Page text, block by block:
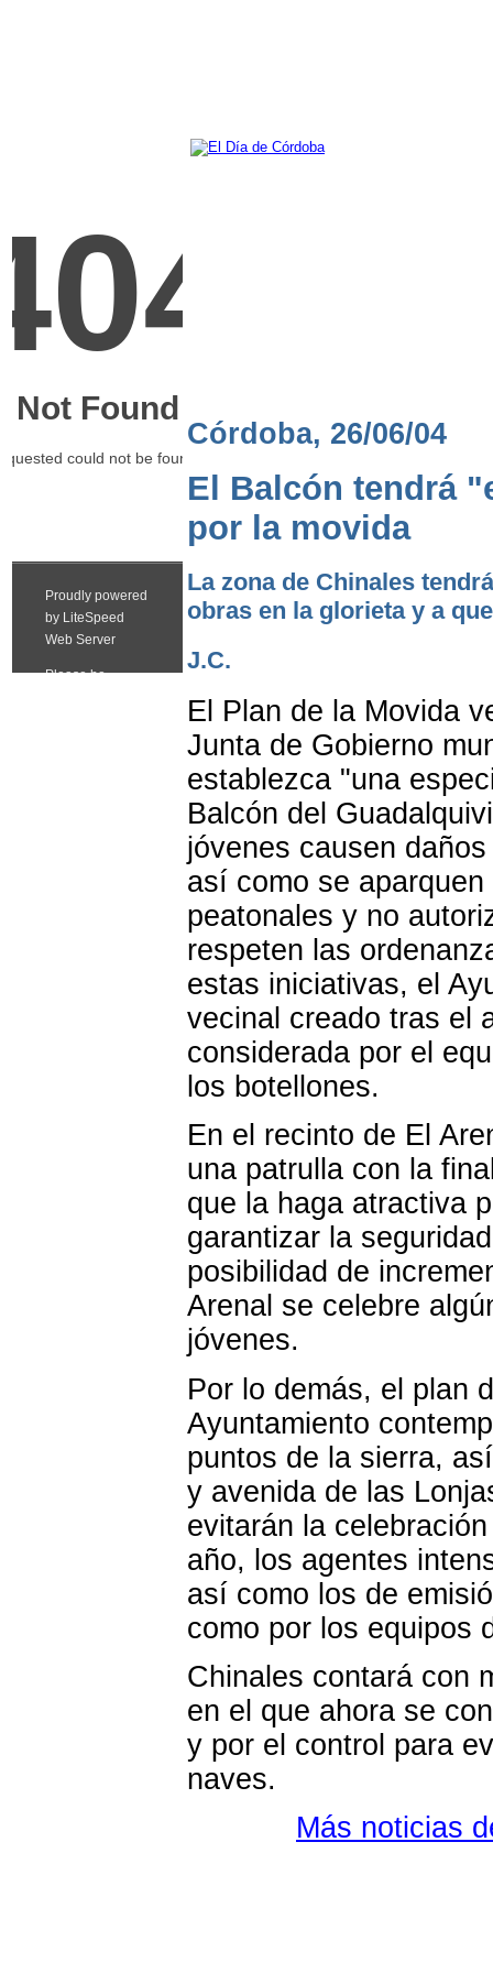
Córdoba, 26/06/04
El Balcón tendrá
por la movida
La zona de Chinales
obras en la glorieta y a
J.C.
El Plan de la Movida
Junta de Gobierno
establezca "una
Balcón del
jóvenes causen
así como se
peatonales y no
respeten las
estas iniciativas, el
vecinal creado tras el
considerada por el
los botellones.
En el recinto de El
una patrulla con la
que la haga atractiva
garantizar la
posibilidad de
Arenal se celebre
jóvenes.
Por lo demás, el plan
Ayuntamiento
puntos de la sierra,
y avenida de las
evitarán la
año, los agentes
así como los de
como por los equipos
Chinales contará con
en el que ahora se
y por el control para
naves.
Más noticias